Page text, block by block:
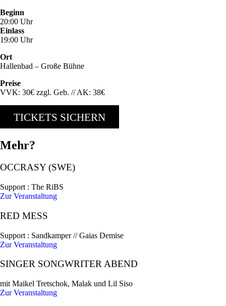
Beginn
20:00 Uhr
Einlass
19:00 Uhr
Ort
Hallenbad – Große Bühne
Preise
VVK: 30€ zzgl. Geb. // AK: 38€
TICKETS SICHERN
Mehr?
OCCRASY (SWE)
Support : The RiBS
Zur Veranstaltung
RED MESS
Support : Sandkamper // Gaias Demise
Zur Veranstaltung
SINGER SONGWRITER ABEND
mit Maikel Tretschok, Malak und Lil Siso
Zur Veranstaltung